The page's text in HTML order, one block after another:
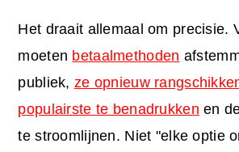
Het draait allemaal om precisie.
moeten betaalmethoden
publiek, ze opnieuw
populairste te benadrukken en
te stroomlijnen. Niet "elke optie